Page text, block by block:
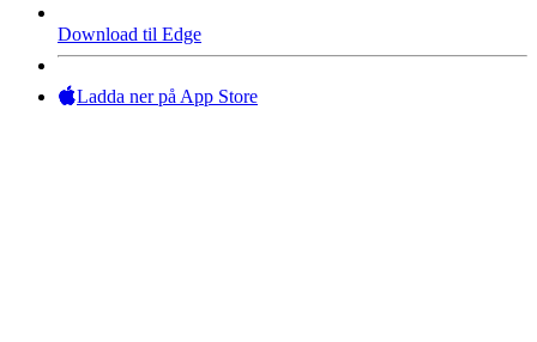
Download til Edge
Ladda ner på App Store